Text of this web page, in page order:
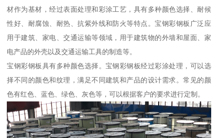
材作为基材，经过表面处理和彩涂工艺，具有多种颜色选择、耐候
性好、耐腐蚀、耐热、抗紫外线和防火等特点。宝钢彩钢板广泛应
用于建筑、家电、交通运输等领域，用于建筑物的外墙和屋面、家
电产品的外壳以及交通运输工具的制造等。
宝钢彩钢板具有多种颜色选择。宝钢彩钢板经过彩涂处理，可以选
择不同的颜色和纹理，满足不同建筑和产品的设计需求。常见的颜
色有红色、蓝色、绿色、灰色等，可以根据客户的要求进行定制。